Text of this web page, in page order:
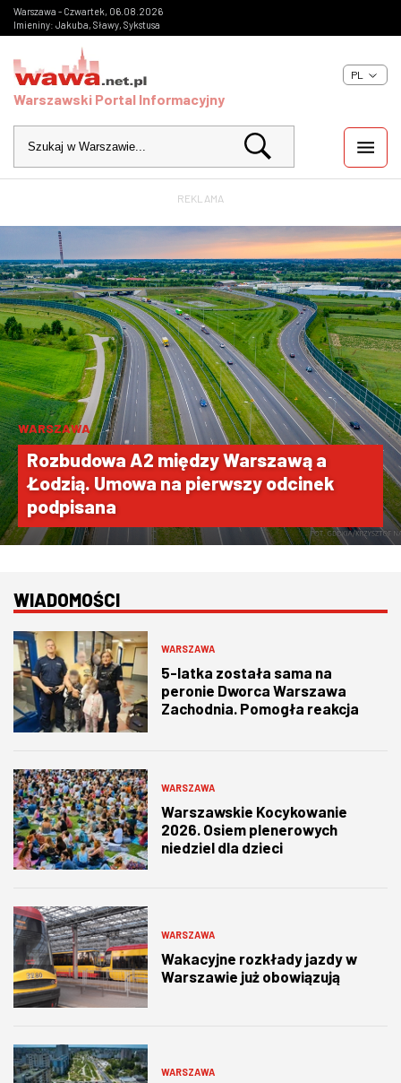
Warszawa - Czwartek, 06.08.2026
Imieniny: Jakuba, Sławy, Sykstusa
Warszawski Portal Informacyjny
PL
INWESTYCJE
IMPREZY
KULTURA
ZDJĘCIA
W WARSZAWIE
MARKETPLACE
REKLAMA
WARSZAWA
Rozbudowa A2 między Warszawą a
Łodzią. Umowa na pierwszy odcinek
podpisana
WIADOMOŚCI
WARSZAWA
5-latka została sama na
peronie Dworca Warszawa
Zachodnia. Pomogła reakcja
WARSZAWA
Warszawskie Kocykowanie
2026. Osiem plenerowych
niedziel dla dzieci
WARSZAWA
Wakacyjne rozkłady jazdy w
Warszawie już obowiązują
WARSZAWA